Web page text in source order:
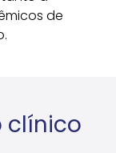
de
clínico